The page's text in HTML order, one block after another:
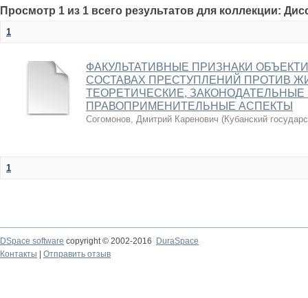
Просмотр 1 из 1 всего результатов для коллекции:
1
ФАКУЛЬТАТИВНЫЕ ПРИЗНАКИ
СОСТАВАХ ПРЕСТУПЛЕНИЙ ПРОТИВ
ТЕОРЕТИЧЕСКИЕ, ЗАКОНОДАТЕЛЬНЫЕ
ПРАВОПРИМЕНИТЕЛЬНЫЕ АСПЕКТЫ
Согомонов, Дмитрий Каренович (Кубанский
1
DSpace software copyright © 2002-2016
DuraSpace
Контакты
Отправить отзыв